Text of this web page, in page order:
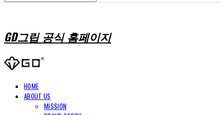
GD그립 공식 홈페이지
HOME
ABOUT US
MISSION